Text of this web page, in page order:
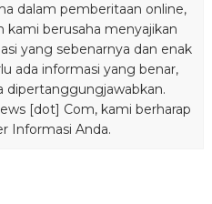
dalam pemberitaan online,
kami berusaha menyajikan
yang sebenarnya dan enak
ada informasi yang benar,
dipertanggungjawabkan.
[dot] Com, kami berharap
Informasi Anda.